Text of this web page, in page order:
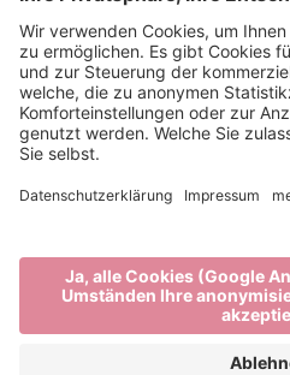
Brixen Tourismus
Privacy
Impressum
produced by